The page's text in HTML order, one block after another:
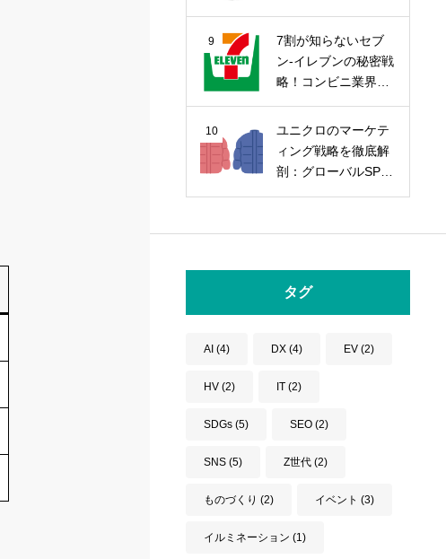
9
7割が知らないセブ
ン-イレブンの秘密戦
略！コンビニ業界の
10
ユニクロのマーケテ
ィング戦略を徹底解
剖：グローバルSPA
タグ
AI (4) DX (4) EV (2)
HV (2) IT (2)
SDGs (5) SEO (2)
SNS (5) Z世代 (2)
ものづくり (2) イベント (3)
イルミネーション (1)